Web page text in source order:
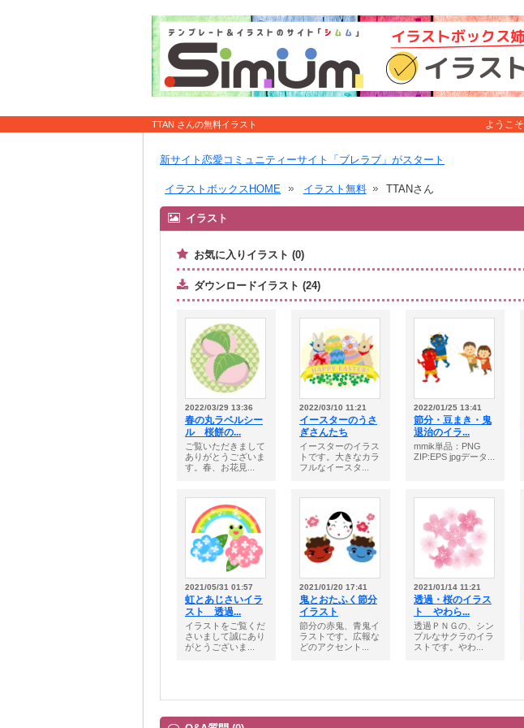
TTAN さんの無料イラスト ようこそ
新サイト恋愛コミュニティーサイト「ブレラブ」がスタート
イラストボックスHOME イラスト無料 TTANさん
イラスト
お気に入りイラスト (0)
ダウンロードイラスト (24)
2022/03/29 13:36
春の丸ラベルシー
ル 桜餅の...
ご覧いただきまして
ありがとうございま
す。春、お花見...
2022/03/10 11:21
イースターのうさ
ぎさんたち
イースターのイラス
トです。大きなカラ
フルなイースタ...
2022/01/25 13:41
節分・豆まき・鬼
退治のイラ...
mmik単品：PNG
ZIP:EPS jpgデータ...
2021/05/31 01:57
虹とあじさいイラ
スト 透過...
イラストをご覧くだ
さいまして誠にあり
がとうございま...
2021/01/20 17:41
鬼とおたふく節分
イラスト
節分の赤鬼、青鬼イ
ラストです。広報な
どのアクセント...
2021/01/14 11:21
透過・桜のイラス
ト やわら...
透過ＰＮＧの、シン
プルなサクラのイラ
ストです。やわ...